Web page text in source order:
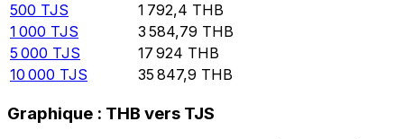
500 TJS 1 792,4 THB
1 000 TJS 3 584,79 THB
5 000 TJS 17 924 THB
10 000 TJS 35 847,9 THB
Graphique : THB vers TJS